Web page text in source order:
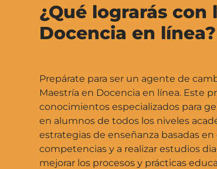
¿Qué lograrás con
Docencia en línea?
Prepárate para ser un agente de
Maestría en Docencia en línea. Este
conocimientos especializados para
en alumnos de todos los niveles
estrategias de enseñanza basadas
competencias y a realizar estudios
mejorar los procesos y prácticas